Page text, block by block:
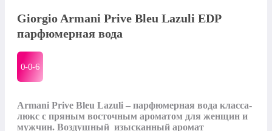
Giorgio Armani Prive Bleu Lazuli EDP
парфюмерная вода
0-0-6
Armani Prive Bleu Lazuli – парфюмерная вода класса-
люкс с пряным восточным ароматом для женщин и
мужчин. Воздушный  изысканный аромат